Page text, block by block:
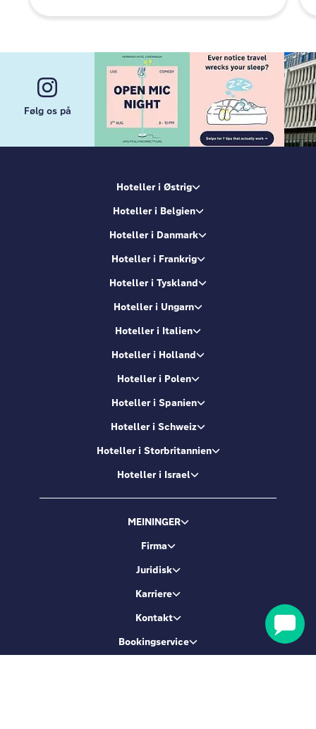
Følg os på
Hoteller i Østrig
Hoteller i Belgien
Hoteller i Danmark
Hoteller i Frankrig
Hoteller i Tyskland
Hoteller i Ungarn
Hoteller i Italien
Hoteller i Holland
Hoteller i Polen
Hoteller i Spanien
Hoteller i Schweiz
Hoteller i Storbritannien
Hoteller i Israel
MEININGER
Firma
Juridisk
Karriere
Kontakt
Bookingservice